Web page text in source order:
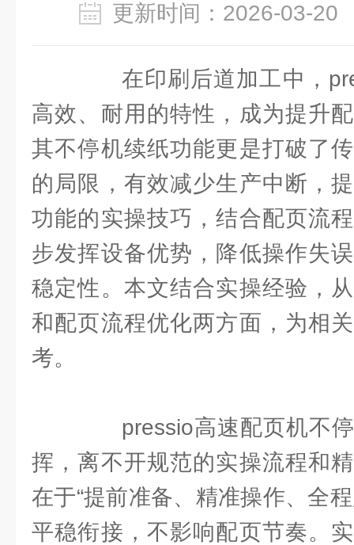
更新时间：2026-03-
在印刷后道加工中，
高效、耐用的特性，成为提升
其不停机续纸功能更是打破了
的局限，有效减少生产中断，
功能的实操技巧，结合配页流
步发挥设备优势，降低操作失
稳定性。本文结合实操经验，
和配页流程优化两方面，为相
考。
pressio高速配页机不停
挥，离不开规范的实操流程和
在于“提前准备、精准操作、全
平稳衔接，不影响配页节奏。